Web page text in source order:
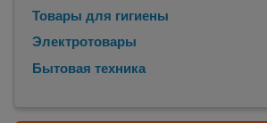
Товары для гигиены
Электротовары
Бытовая техника